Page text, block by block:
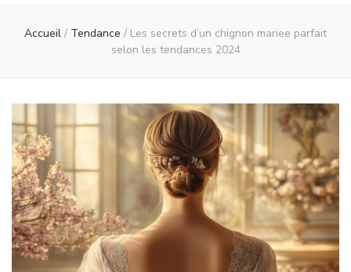
Accueil / Tendance / Les secrets d’un chignon mariee parfait
selon les tendances 2024